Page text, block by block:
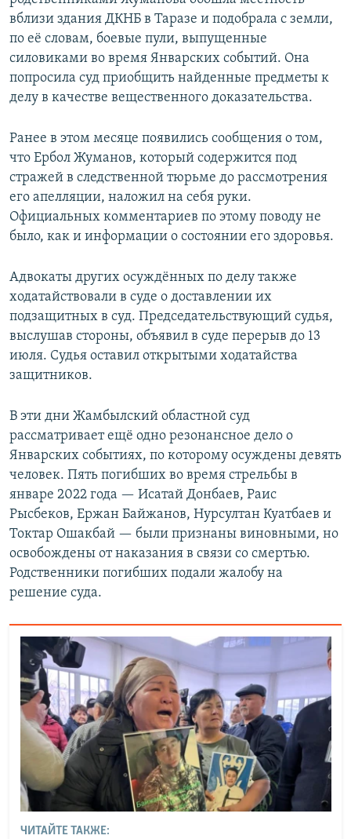
вблизи здания ДКНБ в Таразе и подобрала с земли,
по её словам, боевые пули, выпущенные
силовиками во время Январских событий. Она
попросила суд приобщить найденные предметы к
делу в качестве вещественного доказательства.
Ранее в этом месяце появились сообщения о том,
что Ербол Жуманов, который содержится под
стражей в следственной тюрьме до рассмотрения
его апелляции, наложил на себя руки.
Официальных комментариев по этому поводу не
было, как и информации о состоянии его здоровья.
Адвокаты других осуждённых по делу также
ходатайствовали в суде о доставлении их
подзащитных в суд. Председательствующий судья,
выслушав стороны, объявил в суде перерыв до 13
июля. Судья оставил открытыми ходатайства
защитников.
В эти дни Жамбылский областной суд
рассматривает ещё одно резонансное дело о
Январских событиях, по которому осуждены девять
человек. Пять погибших во время стрельбы в
январе 2022 года — Исатай Донбаев, Раис
Рысбеков, Ержан Байжанов, Нурсултан Куатбаев и
Токтар Ошакбай — были признаны виновными, но
освобождены от наказания в связи со смертью.
Родственники погибших подали жалобу на
решение суда.
ЧИТАЙТЕ ТАКЖЕ: